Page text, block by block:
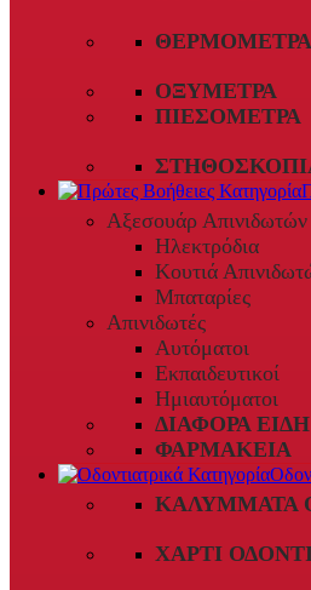
ΘΕΡΜΌΜΕΤΡΑ
ΟΞΎΜΕΤΡΑ
ΠΙΕΣΌΜΕΤΡΑ
Αξεσουάρ Απινιδωτών
Ηλεκτρόδια
Κουτιά
Μπαταρίες
Απινιδωτές
Αυτόματοι
Εκπαιδευτικοί
Ημιαυτόματοι
ΔΙΆΦΟΡΑ
ΦΑΡΜΑΚΕΊΑ
ΚΑΛΎΜΜΑΤΑ
ΧΑΡΤΊ